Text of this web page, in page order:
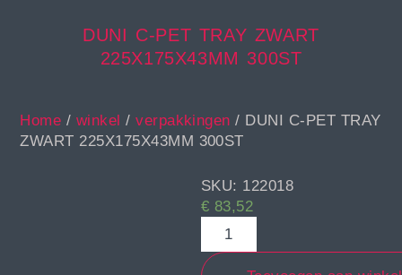
DUNI C-PET TRAY ZWART
225X175X43MM 300ST
Home / winkel /verpakkingen / DUNI C-PET TRAY
ZWART 225X175X43MM 300ST
SKU: 122018
€ 83,52